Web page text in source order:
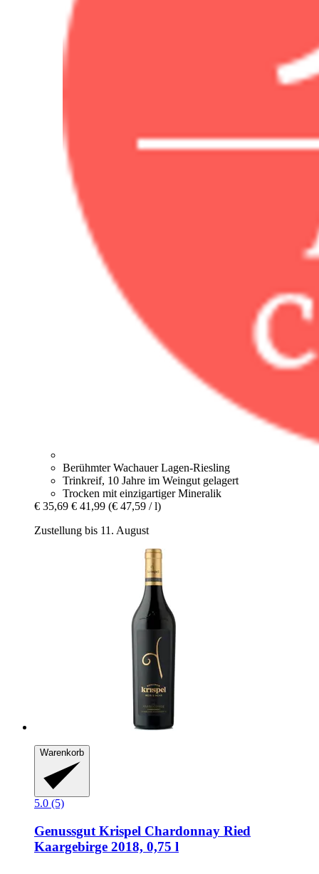
Berühmter Wachauer Lagen-Riesling
Trinkreif, 10 Jahre im Weingut gelagert
Trocken mit einzigartiger Mineralik
€ 35,69 € 41,99 (€ 47,59 / l)
Zustellung bis 11. August
Warenkorb
5.0 (5)
Genussgut Krispel Chardonnay Ried
Kaargebirge 2018, 0,75 l